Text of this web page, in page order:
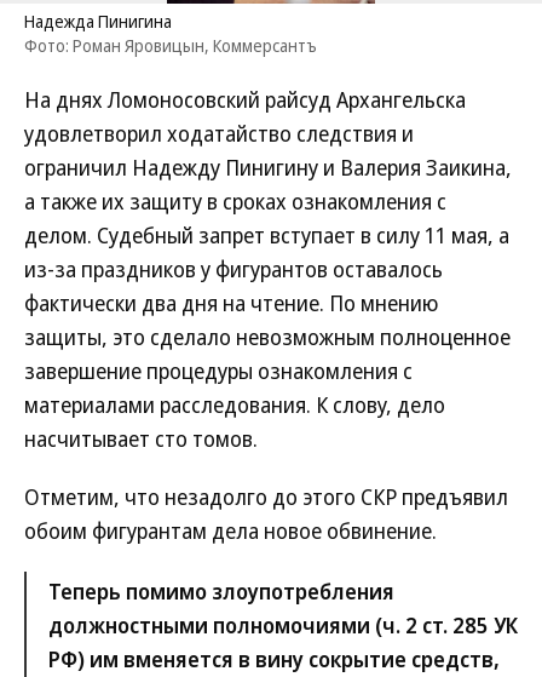
Надежда Пинигина
Фото: Роман Яровицын, Коммерсантъ
На днях Ломоносовский райсуд Архангельска
удовлетворил ходатайство следствия и
ограничил Надежду Пинигину и Валерия Заикина,
а также их защиту в сроках ознакомления с
делом. Судебный запрет вступает в силу 11 мая, а
из-за праздников у фигурантов оставалось
фактически два дня на чтение. По мнению
защиты, это сделало невозможным полноценное
завершение процедуры ознакомления с
материалами расследования. К слову, дело
насчитывает сто томов.
Отметим, что незадолго до этого СКР предъявил
обоим фигурантам дела новое обвинение.
Теперь помимо злоупотребления
должностными полномочиями (ч. 2 ст. 285 УК
РФ) им вменяется в вину сокрытие средств,